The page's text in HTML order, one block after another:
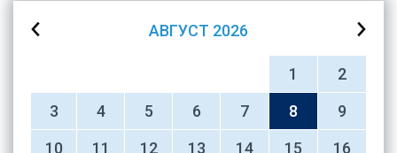
АВГУСТ 2026
1
2
3
4 5 6 7 8
9
10
11 12 13 14 15 16